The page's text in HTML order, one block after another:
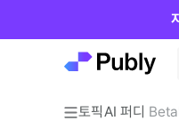
토픽AI 퍼디 Beta